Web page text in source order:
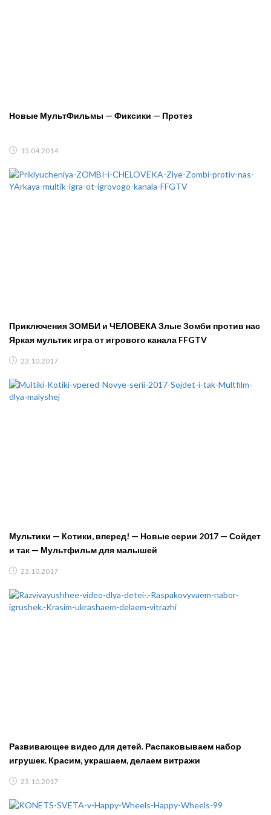
Новые МультФильмы — Фиксики — Протез
15.04.2014
Приключения ЗОМБИ и ЧЕЛОВЕКА Злые Зомби против нас
Яркая мультик игра от игрового канала FFGTV
23.10.2017
Мультики — Котики, вперед! — Новые серии 2017 — Сойдет
и так — Мультфильм для малышей
23.10.2017
Развивающее видео для детей. Распаковываем набор
игрушек. Красим, украшаем, делаем витражи
23.10.2017